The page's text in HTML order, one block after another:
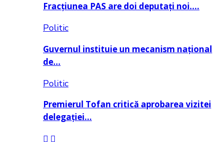
Fracțiunea PAS are doi deputați noi….
Politic
Guvernul instituie un mecanism național
de…
Politic
Premierul Tofan critică aprobarea vizitei
delegației…